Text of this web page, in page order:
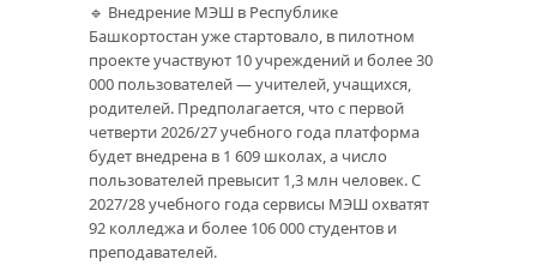
🔹 Внедрение МЭШ в Республике
Башкортостан уже стартовало, в пилотном
проекте участвуют 10 учреждений и более 30
000 пользователей — учителей, учащихся,
родителей. Предполагается, что с первой
четверти 2026/27 учебного года платформа
будет внедрена в 1 609 школах, а число
пользователей превысит 1,3 млн человек. С
2027/28 учебного года сервисы МЭШ охватят
92 колледжа и более 106 000 студентов и
преподавателей.